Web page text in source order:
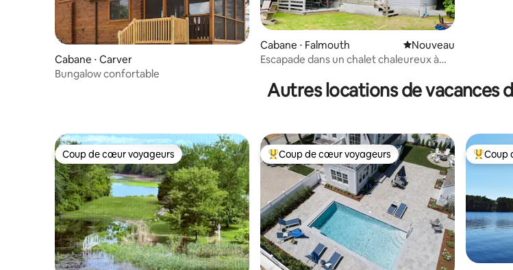
Cabane ⋅ Carver
Bungalow confortable
Cabane ⋅ Falmouth Nouvel hébergement
Nouveau
Escapade dans un chalet chaleureux à
Autres locations de vacances
Coup de cœur voyageurs
Coup de cœur voyageurs Coups de cœur voyageurs les plus appréciés
Coup de cœur voyageurs Coups
Coup